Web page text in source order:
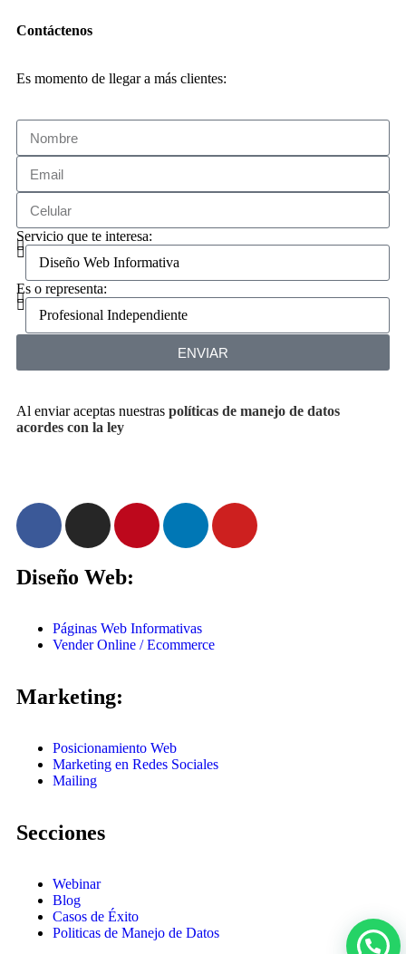
Contáctenos
Es momento de llegar a más clientes:
Servicio que te interesa:
Es o representa:
ENVIAR
Al enviar aceptas nuestras políticas de manejo de datos
acordes con la ley
Diseño Web:
Páginas Web Informativas
Vender Online / Ecommerce
Marketing:
Posicionamiento Web
Marketing en Redes Sociales
Mailing
Secciones
Webinar
Blog
Casos de Éxito
Politicas de Manejo de Datos